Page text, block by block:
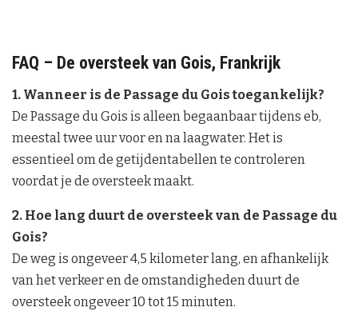
FAQ – De oversteek van Gois, Frankrijk
1. Wanneer is de Passage du Gois toegankelijk?
De Passage du Gois is alleen begaanbaar tijdens eb,
meestal twee uur voor en na laagwater. Het is
essentieel om de getijdentabellen te controleren
voordat je de oversteek maakt.
2. Hoe lang duurt de oversteek van de Passage du
Gois?
De weg is ongeveer 4,5 kilometer lang, en afhankelijk
van het verkeer en de omstandigheden duurt de
oversteek ongeveer 10 tot 15 minuten.